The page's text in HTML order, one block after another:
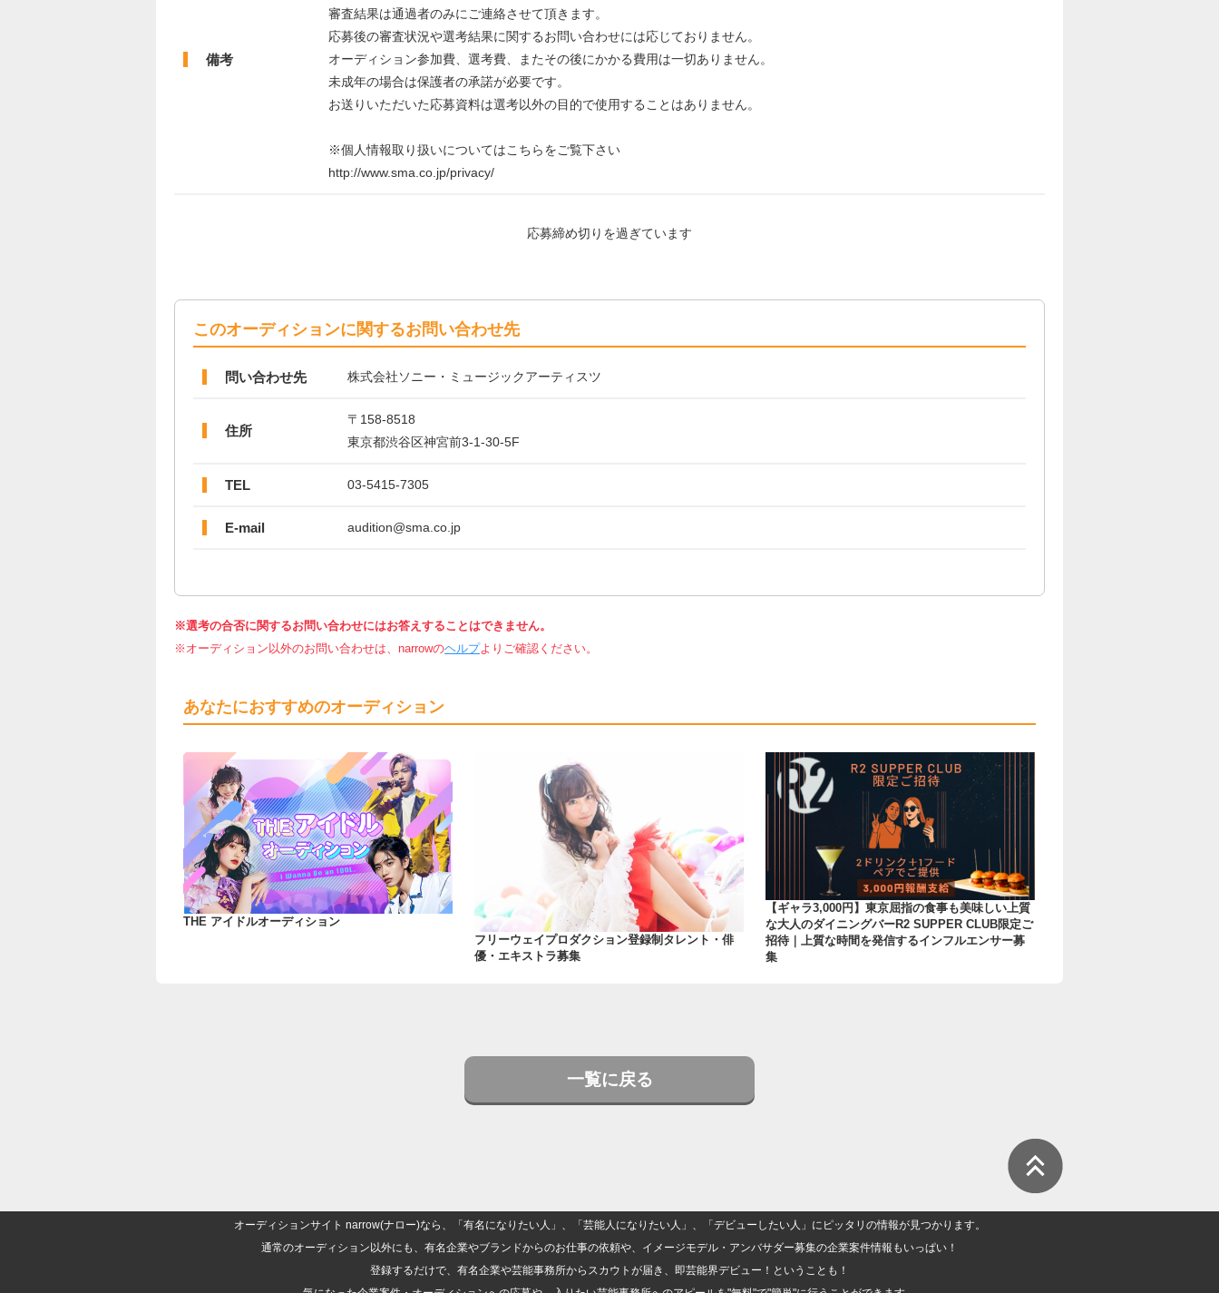
備考
審査結果は通過者のみにご連絡させて頂きます。
応募後の審査状況や選考結果に関するお問い合わせには応じておりません。
オーディション参加費、選考費、またその後にかかる費用は一切ありません。
未成年の場合は保護者の承諾が必要です。
お送りいただいた応募資料は選考以外の目的で使用することはありません。
※個人情報取り扱いについてはこちらをご覧下さい
http://www.sma.co.jp/privacy/
応募締め切りを過ぎています
このオーディションに関するお問い合わせ先
問い合わせ先 株​​​式​​​会​​​社​​​ソ​​​ニ​​​ー​​​・​​​ミ​​​ュ​​​ー​​​ジ​​​ッ​​​ク​​​ア​​​ー​​​テ​​​ィ​​​ス​​​ツ
住所
〒158-8518
東​京​都​渋​谷​区​神​宮​前​3​-​1​-​3​0​-​5​F
TEL 03-5415-7305
E-mail audition@sma.co.jp
※選考の合否に関するお問い合わせにはお答えすることはできません。
※オーディション以外のお問い合わせは、narrowのヘルプよりご確認ください。
あなたにおすすめのオーディション
THE アイドルオーディション
フリーウェイプロダクション登録制タレント・俳
優・エキストラ募集
【ギャラ3,000円】東京屈指の食事も美味しい上質
な大人のダイニングバーR2 SUPPER CLUB限定ご
招待｜上質な時間を発信するインフルエンサー募
集
一覧に戻る
オーディションサイト narrow(ナロー)なら、「有名になりたい人」、「芸能人になりたい人」、「デビューしたい人」にピッタリの情報が見つかります。
通常のオーディション以外にも、有名企業やブランドからのお仕事の依頼や、イメージモデル・アンバサダー募集の企業案件情報もいっぱい！
登録するだけで、有名企業や芸能事務所からスカウトが届き、即芸能界デビュー！ということも！